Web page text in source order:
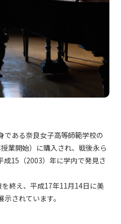
である奈良女子高等師範学校の
業開始）に購入され、戦後永ら
成15（2003）年に学内で発見さ
終え、平成17年11月14日に美
されています。